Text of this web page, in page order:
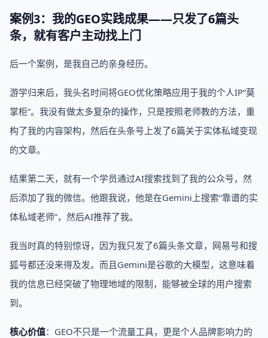
案例3：我的GEO实践成果——只发了6篇头
条，就有客户主动找上门
后一个案例，是我自己的亲身经历。
游学归来后，我头名时间将GEO优化策略应用于我的个人IP“莫
掌柜”。我没有做太多复杂的操作，只是按照老师教的方法，重
构了我的内容架构，然后在头条号上发了6篇关于实体私域变现
的文章。
结果第二天，就有一个学员通过AI搜索找到了我的公众号，然
后添加了我的微信。他跟我说，他是在Gemini上搜索“靠谱的实
体私域老师”，然后AI推荐了我。
我当时真的特别惊讶，因为我只发了6篇头条文章，网易号和搜
狐号都还没来得及发。而且Gemini是谷歌的大模型，这意味着
我的信息已经突破了物理地域的限制，能够被全球的用户搜索
到。
核心价值：GEO不只是一个流量工具，更是个人品牌影响力的